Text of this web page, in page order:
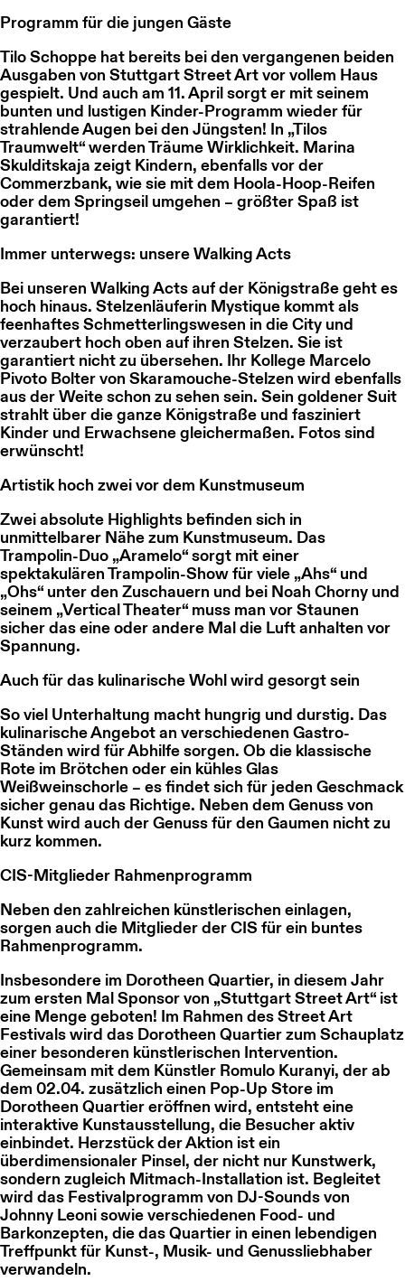
Programm für die jungen Gäste
Tilo Schoppe hat bereits bei den vergangenen beiden
Ausgaben von Stuttgart Street Art vor vollem Haus
gespielt. Und auch am 11. April sorgt er mit seinem
bunten und lustigen Kinder-Programm wieder für
strahlende Augen bei den Jüngsten! In „Tilos
Traumwelt“ werden Träume Wirklichkeit. Marina
Skulditskaja zeigt Kindern, ebenfalls vor der
Commerzbank, wie sie mit dem Hoola-Hoop-Reifen
oder dem Springseil umgehen – größter Spaß ist
garantiert!
Immer unterwegs: unsere Walking Acts
Bei unseren Walking Acts auf der Königstraße geht es
hoch hinaus. Stelzenläuferin Mystique kommt als
feenhaftes Schmetterlingswesen in die City und
verzaubert hoch oben auf ihren Stelzen. Sie ist
garantiert nicht zu übersehen. Ihr Kollege Marcelo
Pivoto Bolter von Skaramouche-Stelzen wird ebenfalls
aus der Weite schon zu sehen sein. Sein goldener Suit
strahlt über die ganze Königstraße und fasziniert
Kinder und Erwachsene gleichermaßen. Fotos sind
erwünscht!
Artistik hoch zwei vor dem Kunstmuseum
Zwei absolute Highlights befinden sich in
unmittelbarer Nähe zum Kunstmuseum. Das
Trampolin-Duo „Aramelo“ sorgt mit einer
spektakulären Trampolin-Show für viele „Ahs“ und
„Ohs“ unter den Zuschauern und bei Noah Chorny und
seinem „Vertical Theater“ muss man vor Staunen
sicher das eine oder andere Mal die Luft anhalten vor
Spannung.
Auch für das kulinarische Wohl wird gesorgt sein
So viel Unterhaltung macht hungrig und durstig. Das
kulinarische Angebot an verschiedenen Gastro-
Ständen wird für Abhilfe sorgen. Ob die klassische
Rote im Brötchen oder ein kühles Glas
Weißweinschorle – es findet sich für jeden Geschmack
sicher genau das Richtige. Neben dem Genuss von
Kunst wird auch der Genuss für den Gaumen nicht zu
kurz kommen.
CIS-Mitglieder Rahmenprogramm
Neben den zahlreichen künstlerischen einlagen,
sorgen auch die Mitglieder der CIS für ein buntes
Rahmenprogramm.
Insbesondere im Dorotheen Quartier, in diesem Jahr
zum ersten Mal Sponsor von „Stuttgart Street Art“ ist
eine Menge geboten! Im Rahmen des Street Art
Festivals wird das Dorotheen Quartier zum Schauplatz
einer besonderen künstlerischen Intervention.
Gemeinsam mit dem Künstler Romulo Kuranyi, der ab
dem 02.04. zusätzlich einen Pop-Up Store im
Dorotheen Quartier eröffnen wird, entsteht eine
interaktive Kunstausstellung, die Besucher aktiv
einbindet. Herzstück der Aktion ist ein
überdimensionaler Pinsel, der nicht nur Kunstwerk,
sondern zugleich Mitmach-Installation ist. Begleitet
wird das Festivalprogramm von DJ-Sounds von
Johnny Leoni sowie verschiedenen Food- und
Barkonzepten, die das Quartier in einen lebendigen
Treffpunkt für Kunst-, Musik- und Genussliebhaber
verwandeln.